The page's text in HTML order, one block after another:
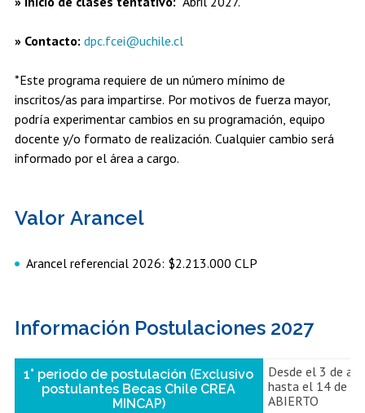
» Contacto: dpc.fcei@uchile.cl
*Este programa requiere de un número mínimo de
inscritos/as para impartirse. Por motivos de fuerza mayor,
podría experimentar cambios en su programación, equipo
docente y/o formato de realización. Cualquier cambio será
informado por el área a cargo.
Valor Arancel
Arancel referencial 2026: $2.213.000 CLP
Información Postulaciones 2027
1° periodo de postulación (Exclusivo
postulantes Becas Chile CREA
MINCAP)
Desde el 3 de
hasta el 14 de
ABIERTO